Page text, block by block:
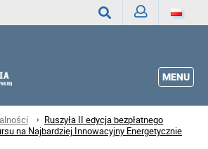
MENU
Ruszyła II edycja bezpłatnego
na Najbardziej Innowacyjny Energetycznie